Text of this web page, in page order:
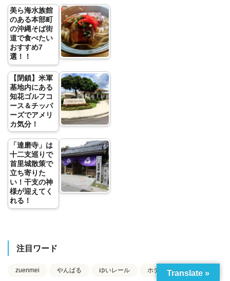
美ら海水族館
のある本部町
の沖縄そば街
道で食べたい
おすすめ7
選！！
【閉鎖】米軍
基地内にある
知花ゴルフコ
ース＆チッパ
ーズでアメリ
カ気分！
「達磨寺」は
十二支巡りで
首里城散策で
立ち寄りた
い！干支の神
様が迎えてく
れる！
注目ワード
zuenmei やんばる ゆいレール ホテル 世界遺産
Translate »